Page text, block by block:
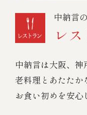
中納言の
レ
中納言は大阪、
老料理とあたたか
お食い初めを安心